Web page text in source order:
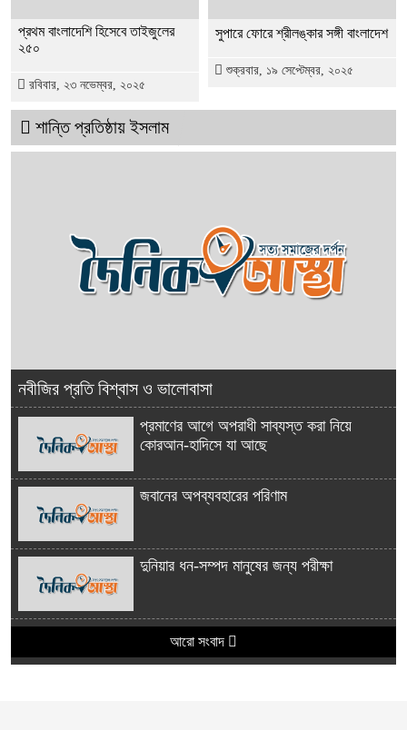
প্রথম বাংলাদেশি হিসেবে তাইজুলের
২৫০
রবিবার, ২৩ নভেম্বর, ২০২৫
সুপারে ফোরে শ্রীলঙ্কার সঙ্গী বাংলাদেশ
শুক্রবার, ১৯ সেপ্টেম্বর, ২০২৫
শান্তি প্রতিষ্ঠায় ইসলাম
নবীজির প্রতি বিশ্বাস ও ভালোবাসা
প্রমাণের আগে অপরাধী সাব্যস্ত করা নিয়ে
কোরআন-হাদিসে যা আছে
জবানের অপব্যবহারের পরিণাম
দুনিয়ার ধন-সম্পদ মানুষের জন্য পরীক্ষা
আরো সংবাদ